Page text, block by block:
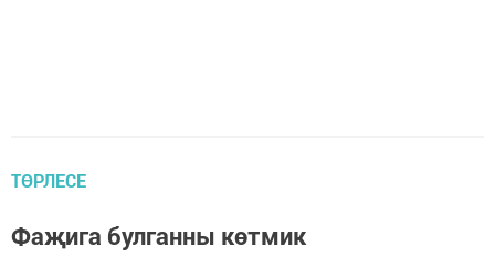
ТӨРЛЕСЕ
Фаҗига булганны көтмик